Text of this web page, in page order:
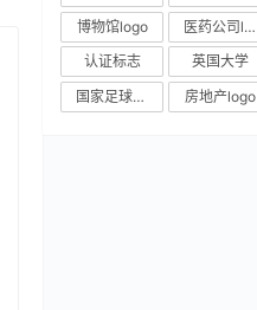
博物馆logo
医药公司logo
认证标志
英国大学
国家足球队队徽
房地产logo